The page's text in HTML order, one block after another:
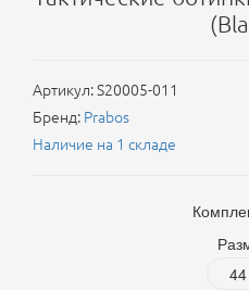
Артикул:S20005-011
Бренд: Prabos
Наличие на 1 складе